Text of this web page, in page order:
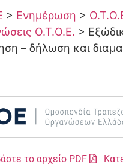
> Ενημέρωση >
Ο.Τ.Ο.Ε. >
– δήλωση και
το αρχείο PDF